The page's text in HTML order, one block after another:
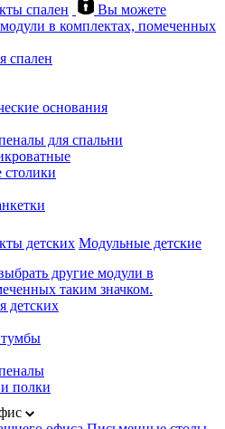
спален
Вы можете
в комплектах, помеченных
спален
основания
для спальни
столики
детских Модульные детские
другие модули в
таким значком.
детских
полки